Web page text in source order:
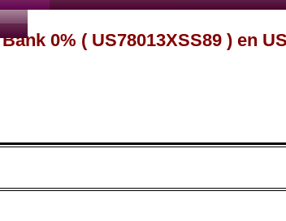
0% ( US78013XSS89 ) en